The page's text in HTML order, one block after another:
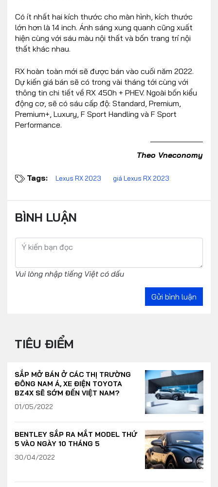
Có ít nhất hai kích thước cho màn hình, kích thước
lớn hơn là 14 inch. Ánh sáng xung quanh cũng xuất
hiện cùng với sáu màu nội thất và bốn trang trí nội
thất khác nhau.
RX hoàn toàn mới sẽ được bán vào cuối năm 2022.
Dự kiến ​​giá bán sẽ có trong vài tháng tới cùng với
thông tin chi tiết về RX 450h + PHEV. Ngoài bốn kiểu
động cơ, sẽ có sáu cấp độ: Standard, Premium,
Premium+, Luxury, F Sport Handling và F Sport
Performance.
Theo Vneconomy
Tags: Lexus RX 2023 giá Lexus RX 2023
BÌNH LUẬN
Vui lòng nhập tiếng Việt có dấu
Gửi bình luận
TIÊU ĐIỂM
SẮP MỞ BÁN Ở CÁC THỊ TRƯỜNG
ĐÔNG NAM Á, XE ĐIỆN TOYOTA
BZ4X SẼ SỚM ĐẾN VIỆT NAM?
01/05/2022
BENTLEY SẮP RA MẮT MODEL THỨ
5 VÀO NGÀY 10 THÁNG 5
30/04/2022